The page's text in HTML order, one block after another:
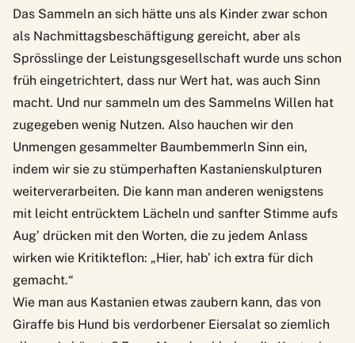
Das Sammeln an sich hätte uns als Kinder zwar schon
als Nachmittagsbeschäftigung gereicht, aber als
Sprösslinge der Leistungsgesellschaft wurde uns schon
früh eingetrichtert, dass nur Wert hat, was auch Sinn
macht. Und nur sammeln um des Sammelns Willen hat
zugegeben wenig Nutzen. Also hauchen wir den
Unmengen gesammelter Baumbemmerln Sinn ein,
indem wir sie zu stümperhaften Kastanienskulpturen
weiterverarbeiten. Die kann man anderen wenigstens
mit leicht entrücktem Lächeln und sanfter Stimme aufs
Aug’ drücken mit den Worten, die zu jedem Anlass
wirken wie Kritikteflon: „Hier, hab’ ich extra für dich
gemacht.“
Wie man aus Kastanien etwas zaubern kann, das von
Giraffe bis Hund bis verdorbener Eiersalat so ziemlich